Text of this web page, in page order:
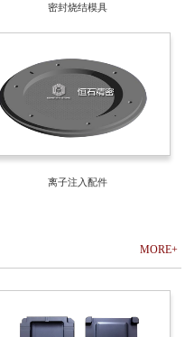
密封烧结模具
离子注入配件
MORE+